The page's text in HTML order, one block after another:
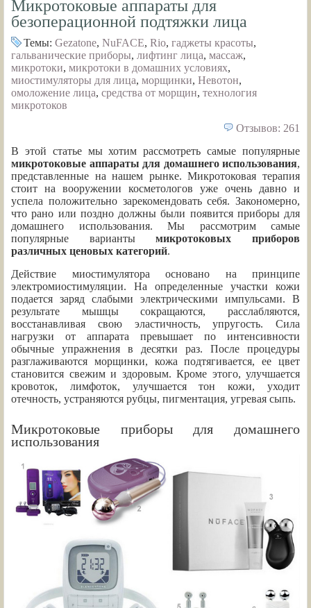
Микротоковые аппараты для
безоперационной подтяжки лица
Темы: Gezatone, NuFACE, Rio, гаджеты красоты,
гальванические приборы, лифтинг лица, массаж,
микротоки, микротоки в домашних условиях,
миостимуляторы для лица, морщинки, Невотон,
омоложение лица, средства от морщин, технология
микротоков
Отзывов: 261
В этой статье мы хотим рассмотреть самые популярные
микротоковые аппараты для домашнего использования,
представленные на нашем рынке. Микротоковая терапия
стоит на вооружении косметологов уже очень давно и
успела положительно зарекомендовать себя. Закономерно,
что рано или поздно должны были появится приборы для
домашнего использования. Мы рассмотрим самые
популярные вариантымикротоковых приборов
различных ценовых категорий.
Действие миостимулятора основано на принципе
электромиостимуляции. На определенные участки кожи
подается заряд слабыми электрическими импульсами. В
результате мышцы сокращаются, расслабляются,
восстанавливая свою эластичность, упругость. Сила
нагрузки от аппарата превышает по интенсивности
обычные упражнения в десятки раз. После процедуры
разглаживаются морщинки, кожа подтягивается, ее цвет
становится свежим и здоровым. Кроме этого, улучшается
кровоток, лимфоток, улучшается тон кожи, уходит
отечность, устраняются рубцы, пигментация, угревая сыпь.
Микротоковые приборы для домашнего
использования